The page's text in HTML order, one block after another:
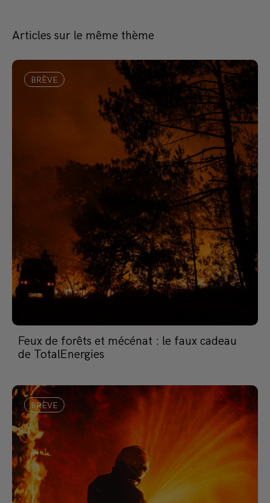
Articles sur le même thème
BRÈVE
Feux de forêts et mécénat : le faux cadeau
de TotalEnergies
BRÈVE